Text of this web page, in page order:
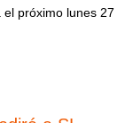
próximo lunes 27